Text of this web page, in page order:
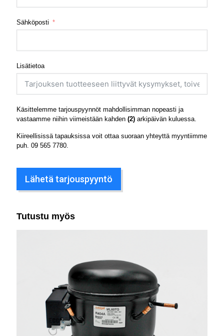
Sähköposti
Lisätietoa
Käsittelemme tarjouspyynnöt mahdollisimman nopeasti ja
vastaamme niihin viimeistään kahden (2) arkipäivän kuluessa.
Kiireellisissä tapauksissa voit ottaa suoraan yhteyttä myyntiimme
puh. 09 565 7780
Lähetä tarjouspyyntö
Tutustu myös